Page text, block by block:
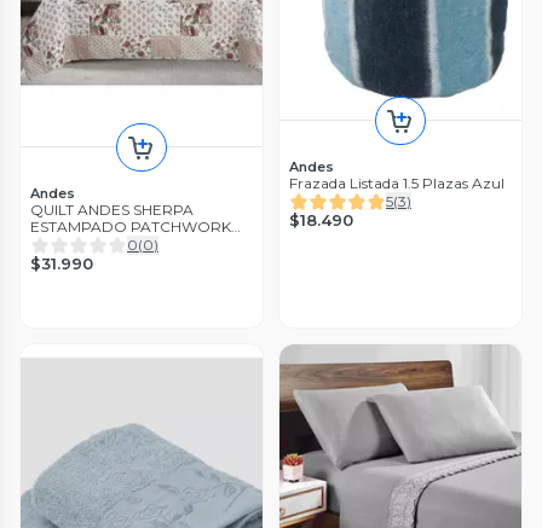
Andes
QUILT ANDES SHERPA
ESTAMPADO PATCHWORK
ROSA 2 PL
0(0)
$31.990
Andes
Frazada Listada 1.5 Plazas Azul
5(3)
$18.490